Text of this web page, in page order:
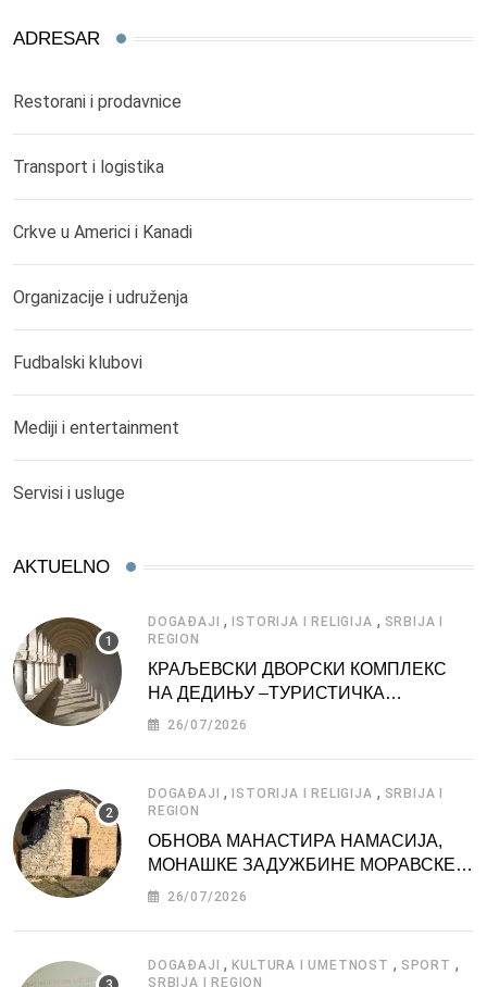
ADRESAR
Restorani i prodavnice
Transport i logistika
Crkve u Americi i Kanadi
Organizacije i udruženja
Fudbalski klubovi
Mediji i entertainment
Servisi i usluge
AKTUELNO
DOGAĐAJI , ISTORIJA I RELIGIJA , SRBIJA I
REGION
КРАЉЕВСКИ ДВОРСКИ КОМПЛЕКС
НА ДЕДИЊУ –ТУРИСТИЧКА
АТРАКЦИЈА
26/07/2026
DOGAĐAJI , ISTORIJA I RELIGIJA , SRBIJA I
REGION
ОБНОВА МАНАСТИРА НАМАСИЈА,
МОНАШКЕ ЗАДУЖБИНЕ МОРАВСКЕ
СРБИЈЕ
26/07/2026
DOGAĐAJI ,KULTURA I UMETNOST , SPORT ,
SRBIJA I REGION